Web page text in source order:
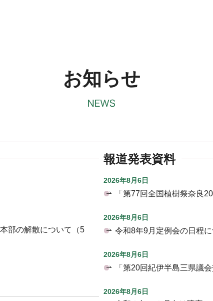
お知らせ
部の解散について（5
報道発表資料
2026年8月6日
「第77回全国植樹祭奈良
2026年8月6日
令和8年9月定例会の日程に
2026年8月6日
「第20回紀伊半島三県議
2026年8月6日